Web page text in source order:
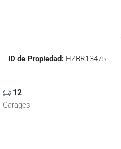
ID de Propiedad: HZBR13475
12
Garages